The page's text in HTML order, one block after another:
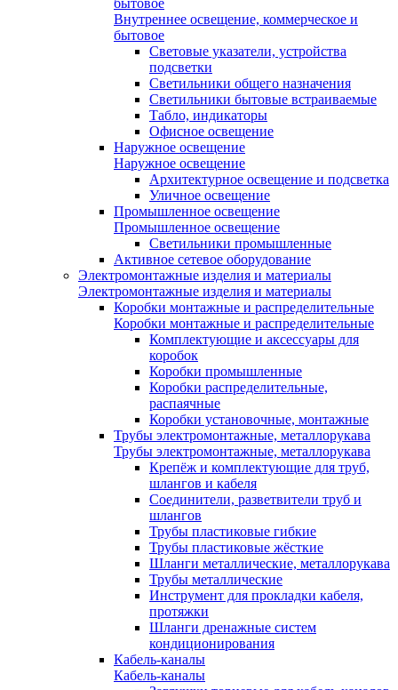
бытовое
Внутреннее освещение, коммерческое и
бытовое
Световые указатели, устройства
подсветки
Светильники общего назначения
Светильники бытовые встраиваемые
Табло, индикаторы
Офисное освещение
Наружное освещение
Наружное освещение
Архитектурное освещение и подсветка
Уличное освещение
Промышленное освещение
Промышленное освещение
Светильники промышленные
Активное сетевое оборудование
Электромонтажные изделия и материалы
Электромонтажные изделия и материалы
Коробки монтажные и распределительные
Коробки монтажные и распределительные
Комплектующие и аксессуары для
коробок
Коробки промышленные
Коробки распределительные,
распаячные
Коробки установочные, монтажные
Трубы электромонтажные, металлорукава
Трубы электромонтажные, металлорукава
Крепёж и комплектующие для труб,
шлангов и кабеля
Соединители, разветвители труб и
шлангов
Трубы пластиковые гибкие
Трубы пластиковые жёсткие
Шланги металлические, металлорукава
Трубы металлические
Инструмент для прокладки кабеля,
протяжки
Шланги дренажные систем
кондиционирования
Кабель-каналы
Кабель-каналы